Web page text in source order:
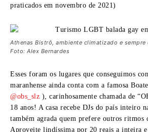
praticados em novembro de 2021)
Athenas Bistrô, ambiente climatizado e sempre
Foto: Alex Bernardes
Esses foram os lugares que conseguimos
maranhense ainda conta com a famosa
@obs_slz ), carinhosamente chamada de
18 anos! A casa recebe DJs do país inteiro
também agrada quem prefere outros ritmos
Aproveite lindíssima por 20 reais a inteira